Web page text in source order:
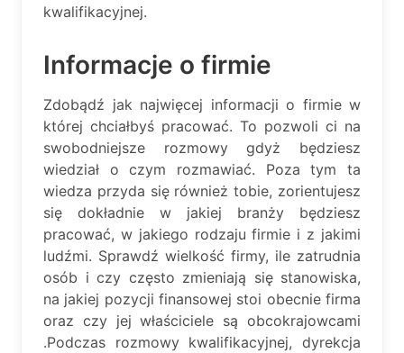
kwalifikacyjnej.
Informacje o firmie
Zdobądź jak najwięcej informacji o firmie w
której chciałbyś pracować. To pozwoli ci na
swobodniejsze rozmowy gdyż będziesz
wiedział o czym rozmawiać. Poza tym ta
wiedza przyda się również tobie, zorientujesz
się dokładnie w jakiej branży będziesz
pracować, w jakiego rodzaju firmie i z jakimi
ludźmi. Sprawdź wielkość firmy, ile zatrudnia
osób i czy często zmieniają się stanowiska,
na jakiej pozycji finansowej stoi obecnie firma
oraz czy jej właściciele są obcokrajowcami
.Podczas rozmowy kwalifikacyjnej, dyrekcja